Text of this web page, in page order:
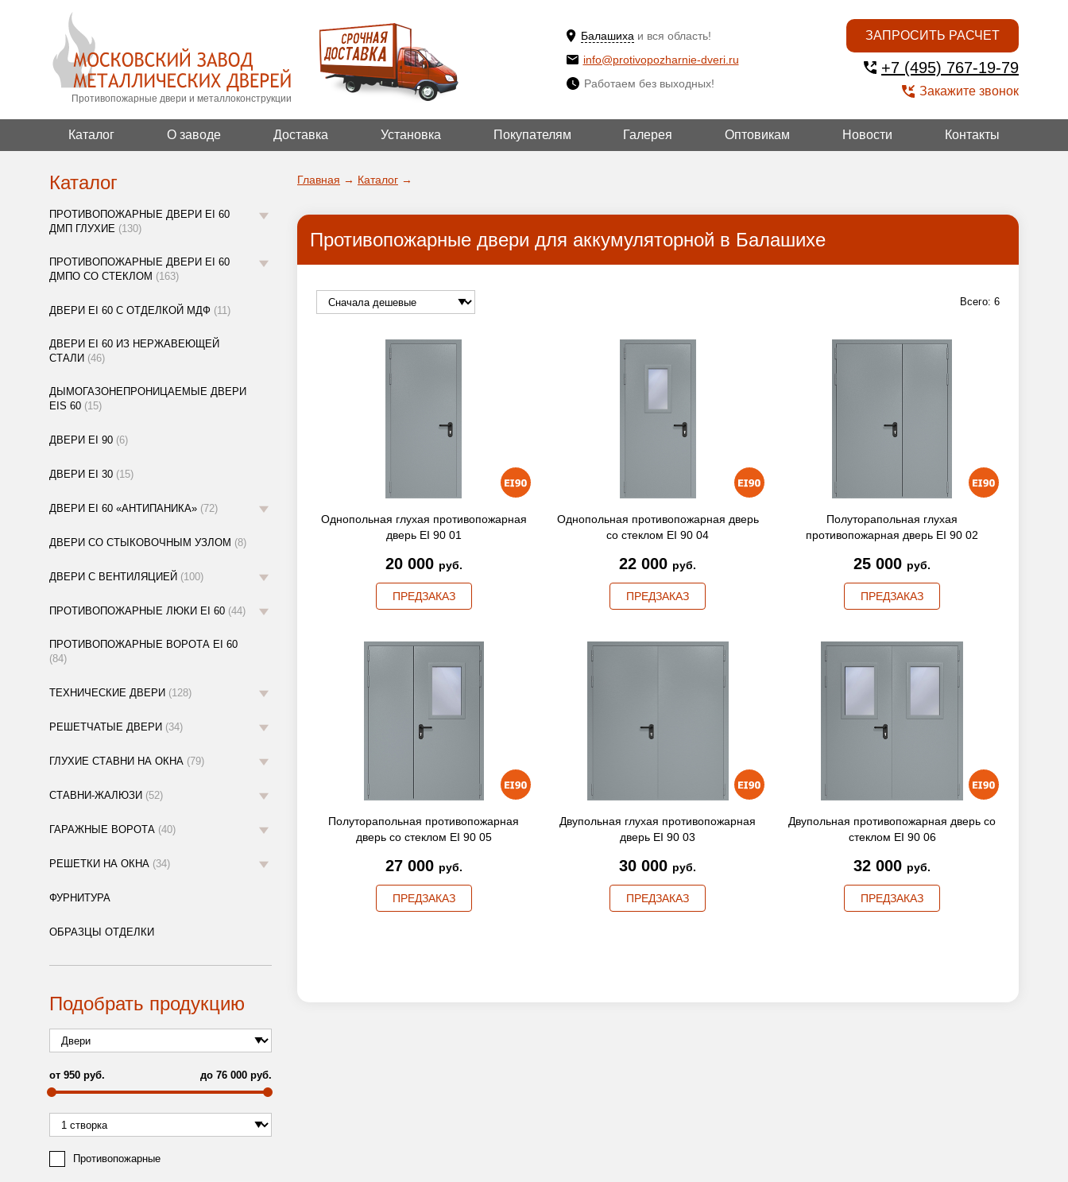
Противопожарные двери и металлоконструкции
Балашиха и вся область!
ДА!
ВЫБРАТЬ ДРУГОЙ
info@protivopozharnie-dveri.ru
Работаем без выходных!
ЗАПРОСИТЬ РАСЧЕТ
+7 (495) 767-19-79
Закажите звонок
Каталог О заводе Доставка Установка Покупателям Галерея Оптовикам Новости Контакты
Каталог
ПРОТИВОПОЖАРНЫЕ ДВЕРИ EI 60
ДМП ГЛУХИЕ (130)
ПРОТИВОПОЖАРНЫЕ ДВЕРИ EI 60
ДМПО СО СТЕКЛОМ (163)
ДВЕРИ EI 60 С ОТДЕЛКОЙ МДФ (11)
ДВЕРИ EI 60 ИЗ НЕРЖАВЕЮЩЕЙ
СТАЛИ (46)
ДЫМОГАЗОНЕПРОНИЦАЕМЫЕ ДВЕРИ
EIS 60 (15)
ДВЕРИ EI 90 (6)
ДВЕРИ EI 30 (15)
ДВЕРИ EI 60 «АНТИПАНИКА» (72)
ДВЕРИ СО СТЫКОВОЧНЫМ УЗЛОМ (8)
ДВЕРИ С ВЕНТИЛЯЦИЕЙ (100)
ПРОТИВОПОЖАРНЫЕ ЛЮКИ EI 60 (44)
ПРОТИВОПОЖАРНЫЕ ВОРОТА EI 60
(84)
ТЕХНИЧЕСКИЕ ДВЕРИ (128)
РЕШЕТЧАТЫЕ ДВЕРИ (34)
ГЛУХИЕ СТАВНИ НА ОКНА (79)
СТАВНИ-ЖАЛЮЗИ (52)
ГАРАЖНЫЕ ВОРОТА (40)
РЕШЕТКИ НА ОКНА (34)
ФУРНИТУРА
ОБРАЗЦЫ ОТДЕЛКИ
Подобрать продукцию
от 950 руб. до 76 000 руб.
Противопожарные
Главная → Каталог →
Противопожарные двери для аккумуляторной в Балашихе
Всего: 6
Однопольная глухая противопожарная
дверь EI 90 01
20 000 руб.
ПРЕДЗАКАЗ
Однопольная противопожарная дверь
со стеклом EI 90 04
22 000 руб.
ПРЕДЗАКАЗ
Полуторапольная глухая
противопожарная дверь EI 90 02
25 000 руб.
ПРЕДЗАКАЗ
Полуторапольная противопожарная
дверь со стеклом EI 90 05
27 000 руб.
ПРЕДЗАКАЗ
Двупольная глухая противопожарная
дверь EI 90 03
30 000 руб.
ПРЕДЗАКАЗ
Двупольная противопожарная дверь со
стеклом EI 90 06
32 000 руб.
ПРЕДЗАКАЗ